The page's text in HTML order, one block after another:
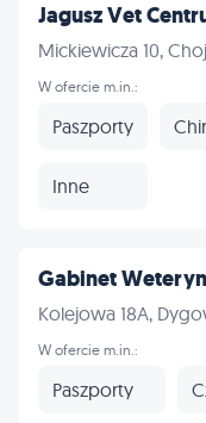
Jagusz Vet
Mickiewicza 10,
W ofercie m.in.:
Paszporty
Inne
Gabinet
Kolejowa 18A,
W ofercie m.in.:
Paszporty